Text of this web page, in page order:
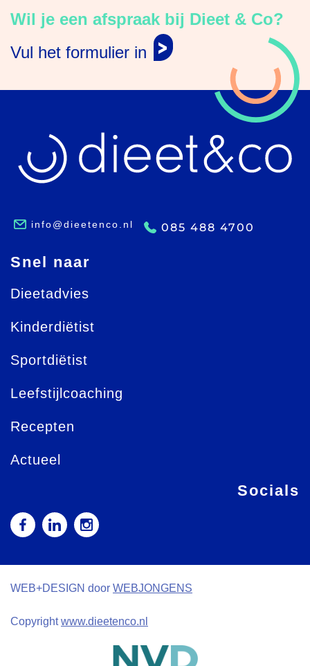
Wil je een afspraak bij Dieet & Co?
Vul het formulier in
info@dieetenco.nl 085 488 4700
Snel naar
Dieetadvies
Kinderdiëtist
Sportdiëtist
Leefstijlcoaching
Recepten
Actueel
Socials
WEB+DESIGN door WEBJONGENS
Copyrightwww.dieetenco.nl